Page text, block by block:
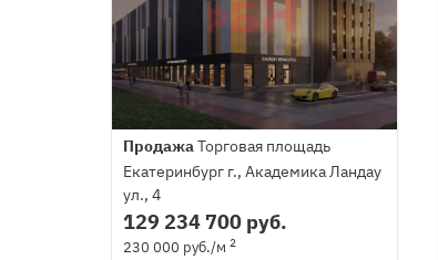
Продажа Торговая площадь
Екатеринбург г., Академика Ландау
ул., 4
129 234 700 руб.
230 000 руб./м 2